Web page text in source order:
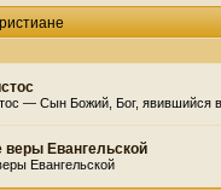
— Сын Божий, Бог, явившийся
веры Евангельской
Евангельской